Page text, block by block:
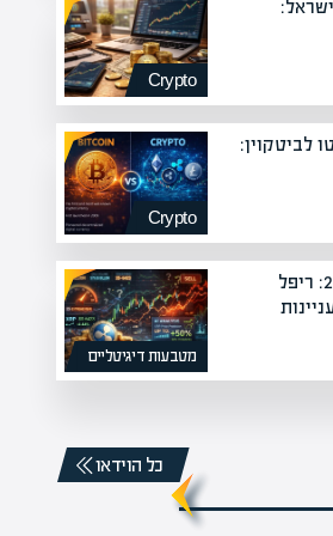
Crypto
Crypto
לביטקוין:
מטבעות דיגיטליים
שוק הקריפטו ב-2026: ריפל
כל הוידאו